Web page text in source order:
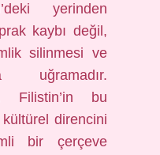
yerinden
kaybı değil,
silinmesi ve
uğramadır.
Filistin’in bu
kültürel direncini
bir çerçeve